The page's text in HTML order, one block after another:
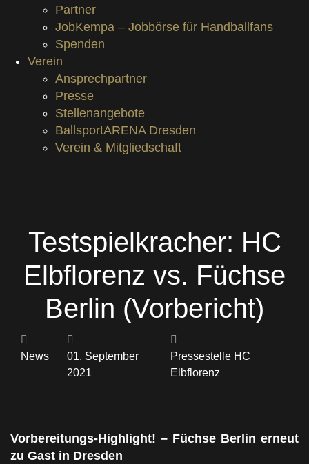
Partner
JobKempa – Jobbörse für Handballfans
Spenden
Verein
Ansprechpartner
Presse
Stellenangebote
BallsportARENA Dresden
Verein & Mitgliedschaft
Testspielkracher: HC
Elbflorenz vs. Füchse
Berlin (Vorbericht)
News
01. September
2021
Pressestelle HC
Elbflorenz
Vorbereitungs-Highlight! – Füchse Berlin erneut
zu Gast in Dresden